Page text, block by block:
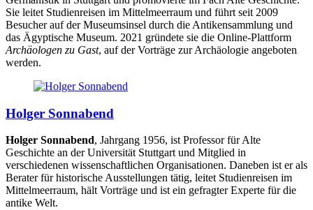
Sie leitet Studienreisen im Mittelmeerraum und führt seit 2009
Besucher auf der Museumsinsel durch die Antikensammlung und
das Ägyptische Museum. 2021 gründete sie die Online-Plattform
Archäologen zu Gast, auf der Vorträge zur Archäologie angeboten
werden.
Holger Sonnabend
Holger Sonnabend, Jahrgang 1956, ist Professor für Alte
Geschichte an der Universität Stuttgart und Mitglied in
verschiedenen wissenschaftlichen Organisationen. Daneben ist er als
Berater für historische Ausstellungen tätig, leitet Studienreisen im
Mittelmeerraum, hält Vorträge und ist ein gefragter Experte für die
antike Welt.